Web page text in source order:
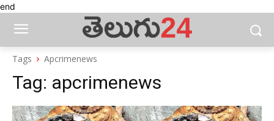
end
Tags Apcrimenews
Tag: apcrimenews